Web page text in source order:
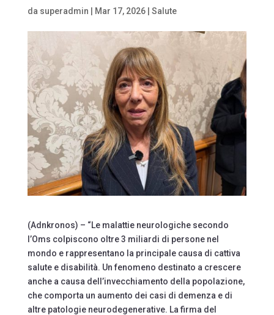
da superadmin Mar 17, 2026| Salute
(Adnkronos) – “Le malattie neurologiche secondo
l’Oms colpiscono oltre 3 miliardi di persone nel
mondo e rappresentano la principale causa di cattiva
salute e disabilità. Un fenomeno destinato a crescere
anche a causa dell’invecchiamento della popolazione,
che comporta un aumento dei casi di demenza e di
altre patologie neurodegenerative. La firma del